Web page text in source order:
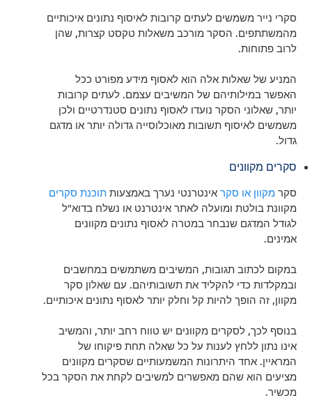
סקרי נייר משמשים לעתים קרובות לאיסוף נתונים איכותיים
מהמשתתפים. הסקר מורכב משאלות טקסט קצרות, שהן
לרוב פתוחות.
המניע של שאלות אלה הוא לאסוף מידע מפורט ככל
האפשר במילותיהם של המשיבים עצמם. לעתים קרובות
יותר, שאלוני הסקר נועדו לאסוף נתונים סטנדרטיים ולכן
משמשים לאיסוף תשובות מאוכלוסייה גדולה יותר או מדגם
גדול.
סקרים מקוונים
סקרמקוון או סקר אינטרנטי נערך באמצעותתוכנת סקרים
מקוונת בולטת ומועלה לאתר אינטרנט או נשלח בדוא"ל
לגודל המדגם שנבחר במטרה לאסוף נתונים מקוונים
אמינים.
במקום לכתוב תגובות, המשיבים משתמשים במחשבים
ובמקלדות כדי להקליד את תשובותיהם. עם שאלון סקר
מקוון, זה הופך להיות קל וחלק יותר לאסוף נתונים איכותיים.
בנוסף לכך, לסקרים מקוונים יש טווח רחב יותר, והמשיב
אינו נתון ללחץ לענות על כל שאלה תחת פיקוחו של
המראיין. אחד היתרונות המשמעותיים שסקרים מקוונים
מציעים הוא שהם מאפשרים למשיבים לקחת את הסקר בכל
מכשיר.